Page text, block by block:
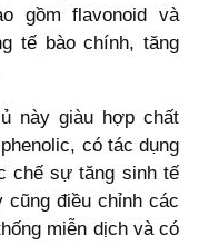
gồm flavonoid và
tế bào chính, tăng
này giàu hợp chất
có tác dụng
chế sự tăng sinh tế
cũng điều chỉnh các
miễn dịch và có